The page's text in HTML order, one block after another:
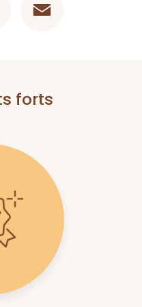
forts